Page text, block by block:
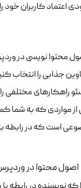
اعتماد کاربران
محتوا نویسی در
جذابی را انتخاب
راهکارهای مختلفی را
از مواردی که به
است که در رابطه